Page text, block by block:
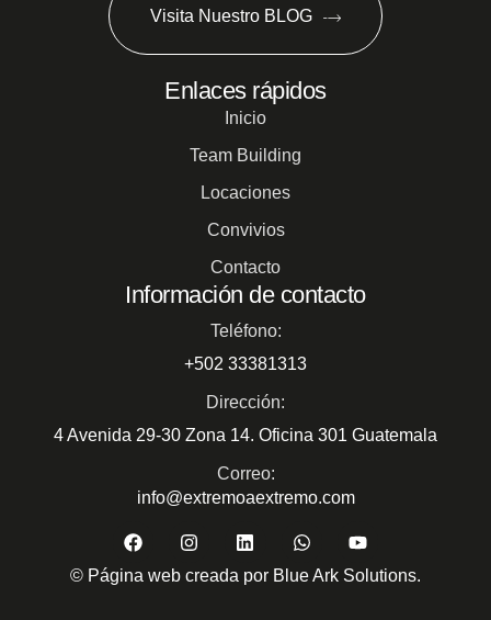
Visita Nuestro BLOG
Enlaces rápidos
Inicio
Team Building
Locaciones
Convivios
Contacto
Información de contacto
Teléfono:
+502 33381313
Dirección:
4 Avenida 29-30 Zona 14. Oficina 301 Guatemala
Correo:
info@extremoaextremo.com
© Página web creada por Blue Ark Solutions.